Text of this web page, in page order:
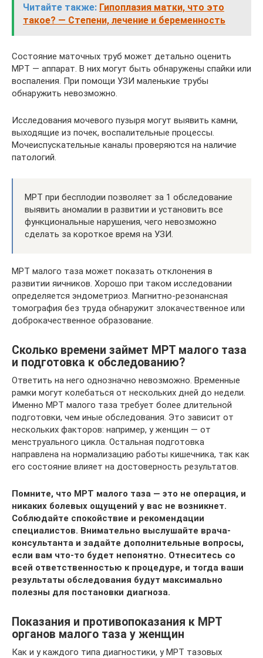
Читайте также: Гипоплазия матки, что это
такое? — Степени, лечение и беременность
Состояние маточных труб может детально оценить
МРТ — аппарат. В них могут быть обнаружены спайки или
воспаления. При помощи УЗИ маленькие трубы
обнаружить невозможно.
Исследования мочевого пузыря могут выявить камни,
выходящие из почек, воспалительные процессы.
Мочеиспускательные каналы проверяются на наличие
патологий.
МРТ при бесплодии позволяет за 1 обследование
выявить аномалии в развитии и установить все
функциональные нарушения, чего невозможно
сделать за короткое время на УЗИ.
МРТ малого таза может показать отклонения в
развитии яичников. Хорошо при таком исследовании
определяется эндометриоз. Магнитно-резонансная
томография без труда обнаружит злокачественное или
доброкачественное образование.
Сколько времени займет МРТ малого таза
и подготовка к обследованию?
Ответить на него однозначно невозможно. Временные
рамки могут колебаться от нескольких дней до недели.
Именно МРТ малого таза требует более длительной
подготовки, чем иные обследования. Это зависит от
нескольких факторов: например, у женщин — от
менструального цикла. Остальная подготовка
направлена на нормализацию работы кишечника, так как
его состояние влияет на достоверность результатов.
Помните, что МРТ малого таза — это не операция, и
никаких болевых ощущений у вас не возникнет.
Соблюдайте спокойствие и рекомендации
специалистов. Внимательно выслушайте врача-
консультанта и задайте дополнительные вопросы,
если вам что-то будет непонятно. Отнеситесь со
всей ответственностью к процедуре, и тогда ваши
результаты обследования будут максимально
полезны для постановки диагноза.
Показания и противопоказания к МРТ
органов малого таза у женщин
Как и у каждого типа диагностики, у МРТ тазовых